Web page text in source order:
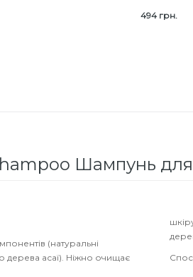
494 грн.
Шампунь для
(натуральні
дерева асаї). Ніжно очищає